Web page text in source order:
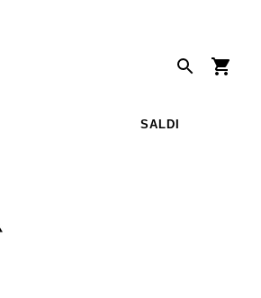
SALDI